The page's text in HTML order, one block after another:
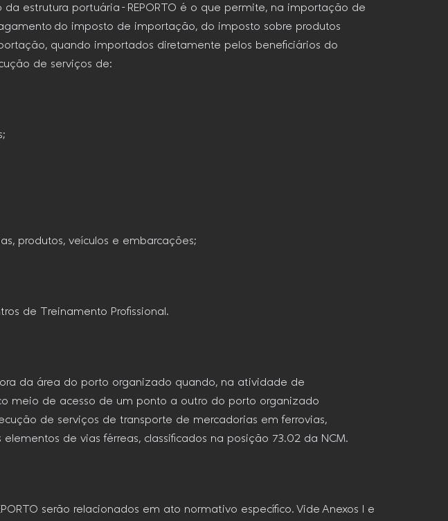
estrutura portuária – REPORTO é o que permite, na importação de
do imposto de importação, do imposto sobre produtos
quando importados diretamente pelos beneficiários do
de serviços de:
produtos, veículos e embarcações;
de Treinamento Profissional.
da área do porto organizado quando, na atividade de
meio de acesso de um ponto a outro do porto organizado
de serviços de transporte de mercadorias em ferrovias,
de vias férreas, classificados na posição 73.02 da NCM.
serão relacionados em ato normativo específico. Vide Anexos I e